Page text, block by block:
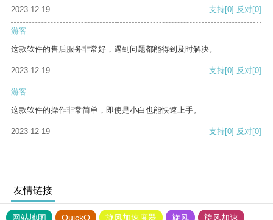
2023-12-19 支持[0] 反对[0]
游客
这款软件的售后服务非常好，遇到问题都能得到及时解决。
2023-12-19 支持[0] 反对[0]
游客
这款软件的操作非常简单，即使是小白也能快速上手。
2023-12-19 支持[0] 反对[0]
友情链接
网站地图 QuickQ 旋风加速度器 旋风 旋风加速